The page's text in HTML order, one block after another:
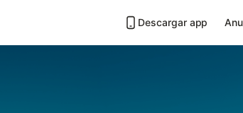
Descargar app